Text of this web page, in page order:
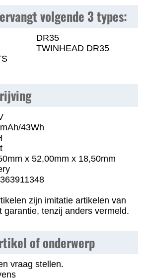
volgende 3 types:
DR35
TWINHEAD DR35
43Wh
x 52,00mm x 18,50mm
zijn imitatie artikelen van
garantie, tenzij anders vermeld.
of onderwerp
vraag stellen.